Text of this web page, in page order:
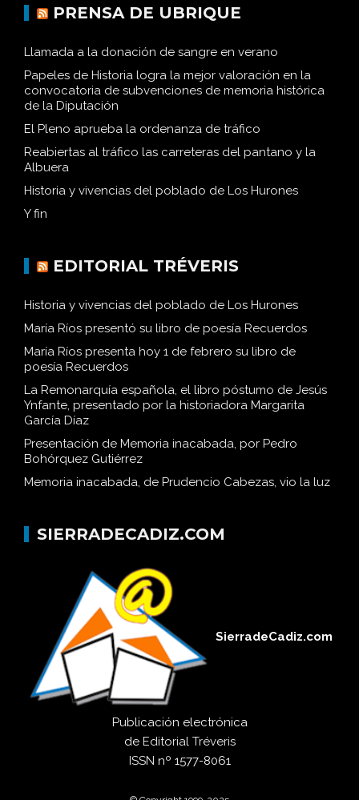
Llamada a la donación de sangre en verano
Papeles de Historia logra la mejor valoración en la
convocatoria de subvenciones de memoria histórica
de la Diputación
El Pleno aprueba la ordenanza de tráfico
Reabiertas al tráfico las carreteras del pantano y la
Albuera
Historia y vivencias del poblado de Los Hurones
Historia y vivencias del poblado de Los Hurones
María Ríos presentó su libro de poesía Recuerdos
María Ríos presenta hoy 1 de febrero su libro de
poesía Recuerdos
La Remonarquía española, el libro póstumo de Jesús
Ynfante, presentado por la historiadora Margarita
García Díaz
Presentación de Memoria inacabada, por Pedro
Bohórquez Gutiérrez
Publicación electrónica
deEditorial Tréveris